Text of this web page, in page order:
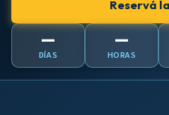
Reservá
—
DÍAS
—
HORAS